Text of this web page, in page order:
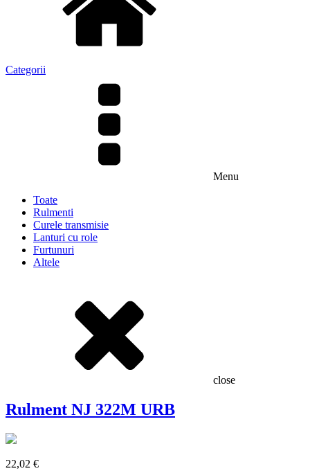
Categorii
Menu
Toate
Rulmenti
Curele transmisie
Lanturi cu role
Furtunuri
Altele
close
Rulment NJ 322M URB
22,02 €